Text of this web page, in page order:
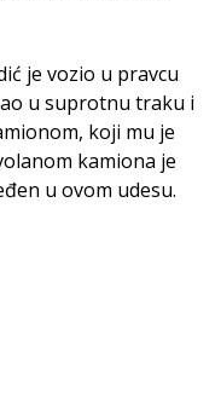
je vozio u pravcu
u suprotnu traku i
koji mu je
kamiona je
u ovom udesu.